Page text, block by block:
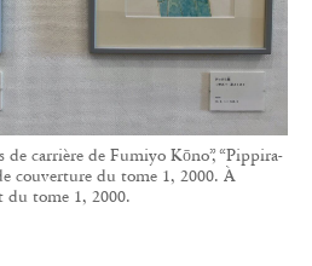
de carrière de Fumiyo Kōno”, “Pippira-
couverture du tome 1, 2000. À
du tome 1, 2000.